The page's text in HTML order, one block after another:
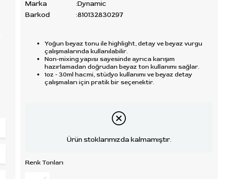
Marka
:Dynamic
Barkod
:810132830297
Yoğun beyaz tonu ile highlight, detay ve beyaz vurgu
çalışmalarında kullanılabilir.
Non-mixing yapısı sayesinde ayrıca karışım
hazırlamadan doğrudan beyaz ton kullanımı sağlar.
1oz - 30ml hacmi, stüdyo kullanımı ve beyaz detay
çalışmaları için pratik bir seçenektir.
Ürün stoklarımızda kalmamıştır.
Renk Tonları